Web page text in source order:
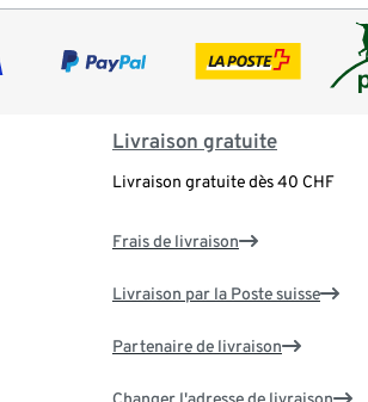
Livraison gratuite
Livraison gratuite dès 40 CHF
Frais de livraison
Livraison par la Poste suisse
Partenaire de livraison
Changer l'adresse de livraison